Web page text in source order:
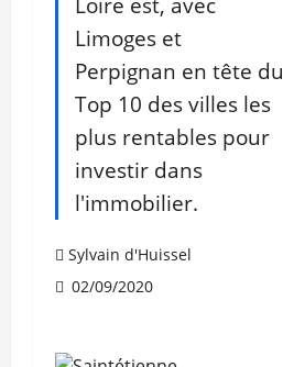
Limoges et
Perpignan en tête du
Top 10 des villes les
plus rentables pour
investir dans
l'immobilier.
Sylvain d'Huissel
02/09/2020